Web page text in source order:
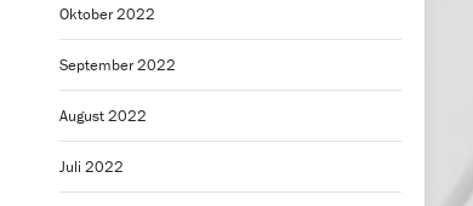
Oktober 2022
September 2022
August 2022
Juli 2022